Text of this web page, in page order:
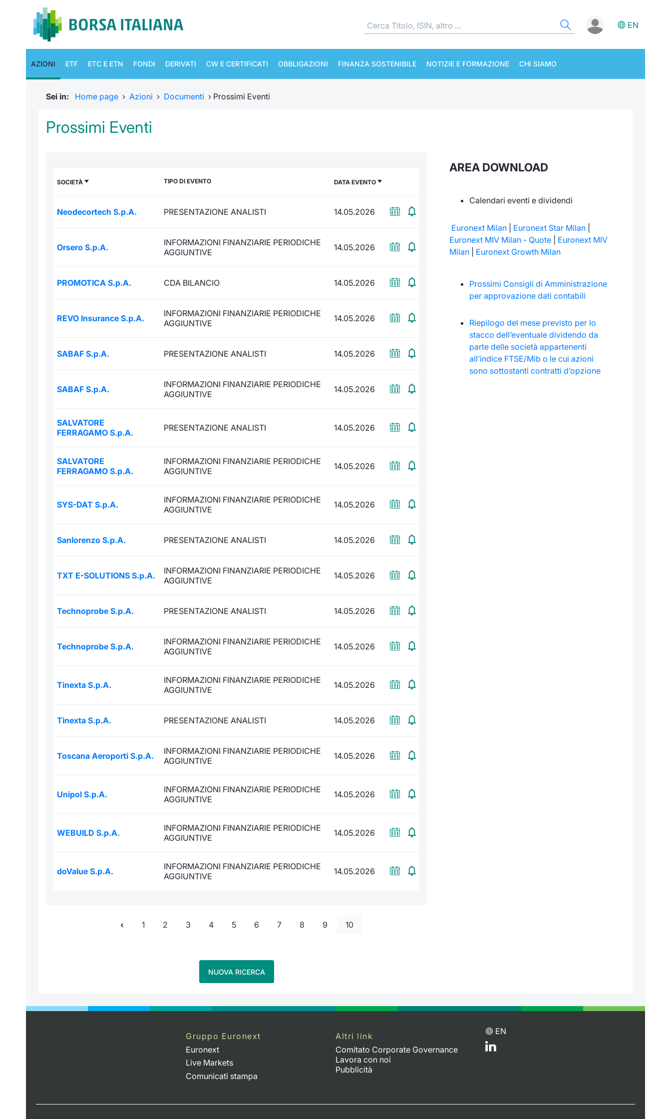
EN
AZIONI ETF ETC E ETN FONDI DERIVATI CW E CERTIFICATI OBBLIGAZIONI FINANZA SOSTENIBILE NOTIZIE E FORMAZIONE CHI SIAMO
Sei in: Home page › Azioni › Documenti › Prossimi Eventi
Prossimi Eventi
SOCIETÀ TIPO DI EVENTO DATA EVENTO
Neodecortech S.p.A. PRESENTAZIONE ANALISTI 14.05.2026
Orsero S.p.A.
INFORMAZIONI FINANZIARIE PERIODICHE
AGGIUNTIVE
14.05.2026
PROMOTICA S.p.A. CDA BILANCIO 14.05.2026
REVO Insurance S.p.A.
INFORMAZIONI FINANZIARIE PERIODICHE
AGGIUNTIVE
14.05.2026
SABAF S.p.A. PRESENTAZIONE ANALISTI 14.05.2026
SABAF S.p.A.
INFORMAZIONI FINANZIARIE PERIODICHE
AGGIUNTIVE
14.05.2026
SALVATORE
FERRAGAMO S.p.A.
PRESENTAZIONE ANALISTI 14.05.2026
SALVATORE
FERRAGAMO S.p.A.
INFORMAZIONI FINANZIARIE PERIODICHE
AGGIUNTIVE
14.05.2026
SYS-DAT S.p.A.
INFORMAZIONI FINANZIARIE PERIODICHE
AGGIUNTIVE
14.05.2026
Sanlorenzo S.p.A. PRESENTAZIONE ANALISTI 14.05.2026
TXT E-SOLUTIONS S.p.A.
INFORMAZIONI FINANZIARIE PERIODICHE
AGGIUNTIVE
14.05.2026
Technoprobe S.p.A. PRESENTAZIONE ANALISTI 14.05.2026
Technoprobe S.p.A.
INFORMAZIONI FINANZIARIE PERIODICHE
AGGIUNTIVE
14.05.2026
Tinexta S.p.A.
INFORMAZIONI FINANZIARIE PERIODICHE
AGGIUNTIVE
14.05.2026
Tinexta S.p.A. PRESENTAZIONE ANALISTI 14.05.2026
Toscana Aeroporti S.p.A.
INFORMAZIONI FINANZIARIE PERIODICHE
AGGIUNTIVE
14.05.2026
Unipol S.p.A.
INFORMAZIONI FINANZIARIE PERIODICHE
AGGIUNTIVE
14.05.2026
WEBUILD S.p.A.
INFORMAZIONI FINANZIARIE PERIODICHE
AGGIUNTIVE
14.05.2026
doValue S.p.A.
INFORMAZIONI FINANZIARIE PERIODICHE
AGGIUNTIVE
14.05.2026
1 2 3 4 5 6 7 8 9 10
NUOVA RICERCA
AREA DOWNLOAD
Calendari eventi e dividendi
Euronext Milan Euronext Star Milan
Euronext MIV Milan - Quote
Euronext MIV
Milan
Euronext Growth Milan
Prossimi Consigli di Amministrazione
per approvazione dati contabili
Riepilogo del mese previsto per lo
stacco dell’eventuale dividendo da
parte delle società appartenenti
all’indice FTSE/Mib o le cui azioni
sono sottostanti contratti d’opzione
Gruppo Euronext
Euronext
Live Markets
Comunicati stampa
Altri link
Comitato Corporate Governance
Lavora con noi
Pubblicità
EN